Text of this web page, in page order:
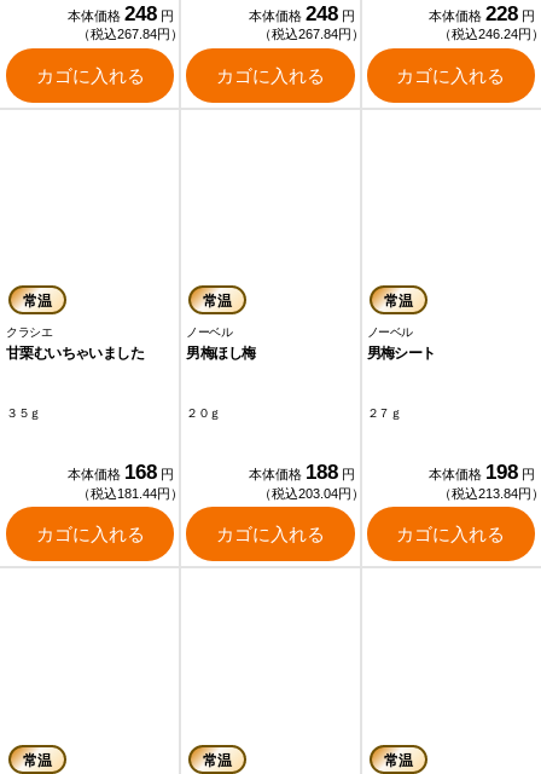
本体価格 248 円
（税込267.84円）
カゴに入れる
本体価格 248 円
（税込267.84円）
カゴに入れる
本体価格 228 円
（税込246.24円
カゴに入れる
常温
クラシエ
甘栗むいちゃいました
３５ｇ
本体価格 168 円
（税込181.44円）
カゴに入れる
常温
ノーベル
男梅ほし梅
２０ｇ
本体価格 188 円
（税込203.04円）
カゴに入れる
常温
ノーベル
男梅シート
２７ｇ
本体価格 198 円
（税込213.84円
カゴに入れる
常温 常温 常温